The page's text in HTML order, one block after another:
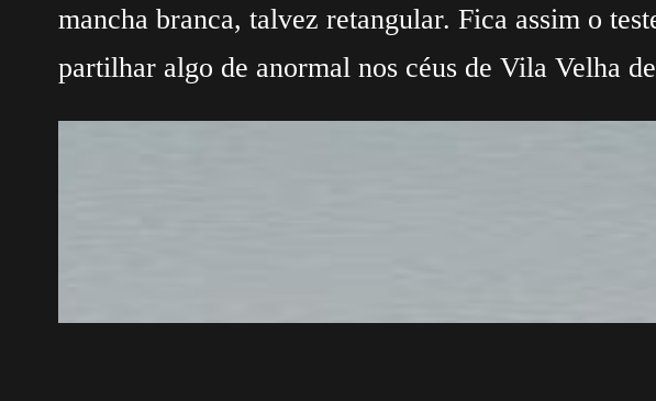
mancha branca, talvez retangular. Fica assim o
partilhar algo de anormal nos céus de Vila Velha